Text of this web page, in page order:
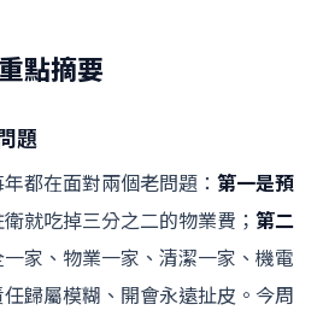
點摘要
題
都在面對兩個老問題： 第一是預
衛就吃掉三分之二的物業費； 第二
一家、物業一家、清潔一家、機電
歸屬模糊、開會永遠扯皮。今周